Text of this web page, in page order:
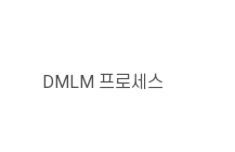
DMLM 프로세스